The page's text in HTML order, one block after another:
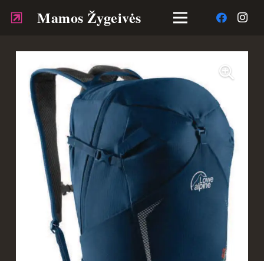
Mamos Žygeivės